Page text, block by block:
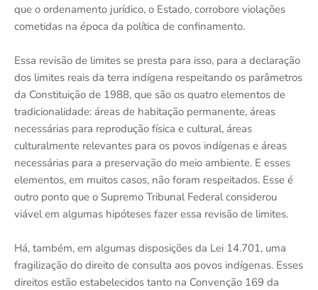
que o ordenamento jurídico, o Estado, corrobore violações
cometidas na época da política de confinamento.
Essa revisão de limites se presta para isso, para a declaração
dos limites reais da terra indígena respeitando os parâmetros
da Constituição de 1988, que são os quatro elementos de
tradicionalidade: áreas de habitação permanente, áreas
necessárias para reprodução física e cultural, áreas
culturalmente relevantes para os povos indígenas e áreas
necessárias para a preservação do meio ambiente. E esses
elementos, em muitos casos, não foram respeitados. Esse é
outro ponto que o Supremo Tribunal Federal considerou
viável em algumas hipóteses fazer essa revisão de limites.
Há, também, em algumas disposições da Lei 14.701, uma
fragilização do direito de consulta aos povos indígenas. Esses
direitos estão estabelecidos tanto na Convenção 169 da